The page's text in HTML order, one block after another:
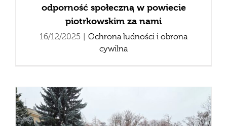
odporność społeczną w powiecie
piotrkowskim za nami
16/12/2025
Ochrona ludności i obrona
cywilna